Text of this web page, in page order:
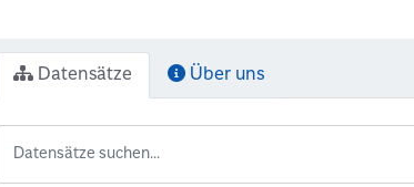
Datensätze Über uns